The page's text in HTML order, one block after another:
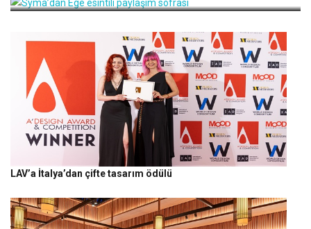
LAV’a İtalya’dan çifte tasarım ödülü